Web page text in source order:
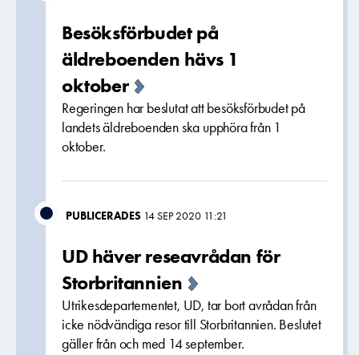
Besöksförbudet på
äldreboenden hävs 1
oktober
Regeringen har beslutat att besöksförbudet på
landets äldreboenden ska upphöra från 1
oktober.
PUBLICERADES 14 SEP 2020 11:21
UD häver reseavrådan för
Storbritannien
Utrikesdepartementet, UD, tar bort avrådan från
icke nödvändiga resor till Storbritannien. Beslutet
gäller från och med 14 september.